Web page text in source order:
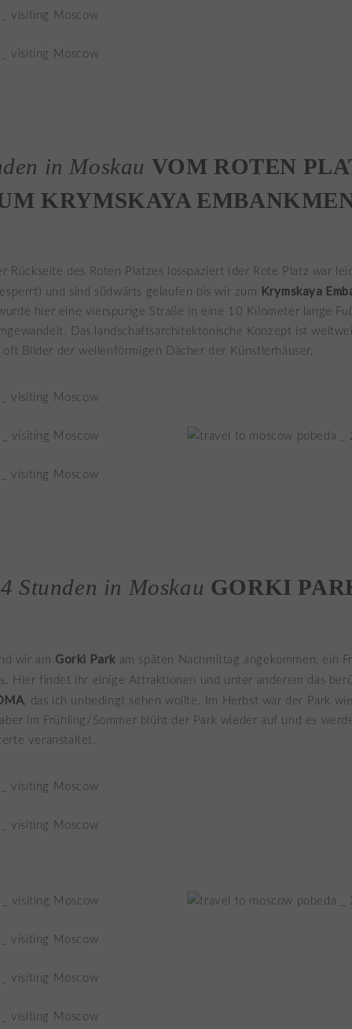
in Moskau VOM ROTEN
KRYMSKAYA
Rückseite des Roten Platzes losspaziert (der Rote Platz war
und sind südwärts gelaufen bis wir zum Krymskaya
hier eine vierspurige Straße in eine 10 Kilometer lange
Das landschaftsarchitektonische Konzept ist
oft Bilder der wellenförmigen Dächer der Künstlerhäuser.
Stunden in Moskau GORKI
wir am Gorki Park am späten Nachmittag angekommen, ein
Hier findet ihr einige Attraktionen und unter anderem das
, das ich unbedingt sehen wollte. Im Herbst war der Park
im Frühling/Sommer blüht der Park wieder auf und es
veranstaltet.